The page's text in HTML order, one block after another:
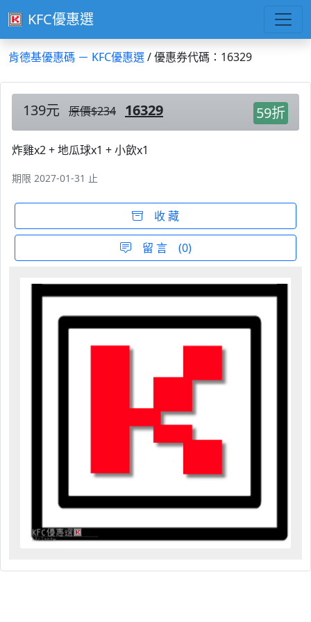
KFC優惠選
肯德基優惠碼 － KFC優惠選/ 優惠券代碼：16329
139元 原價$234 16329 59折
炸雞x2 + 地瓜球x1 + 小飲x1
期限 2027-01-31 止
收 藏
留 言 (0)